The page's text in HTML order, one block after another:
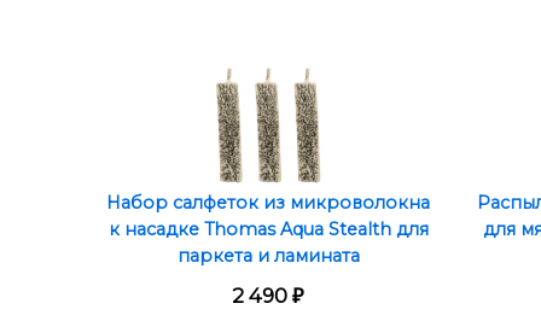
Набор салфеток из микроволокна
к насадке Thomas Aqua Stealth для
паркета и ламината
2 490 ₽
для